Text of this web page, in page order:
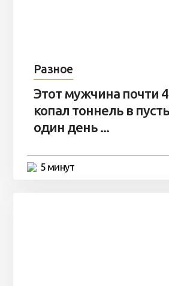
Разное
Этот мужчина почти
копал тоннель в
один день ...
5 минут